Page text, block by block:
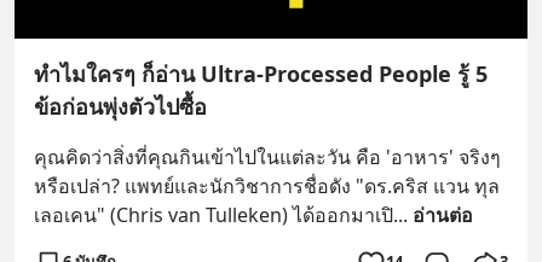
ทำไมใครๆ ก็อ่าน Ultra-Processed People รู้ 5
ข้อก่อนพุ่งตัวไปซื้อ
คุณคิดว่าสิ่งที่คุณกินเข้าไปในแต่ละวัน คือ 'อาหาร' จริงๆ
หรือเปล่า? แพทย์และนักวิชาการชื่อดัง "ดร.คริส แวน ทุล
เลอเคน" (Chris van Tulleken) ได้ออกมาเปิ... อ่านต่อ